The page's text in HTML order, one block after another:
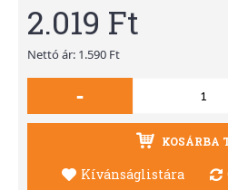
2.019 Ft
Nettó ár: 1.590 Ft
-
KOSÁRBA
Kívánságlistára